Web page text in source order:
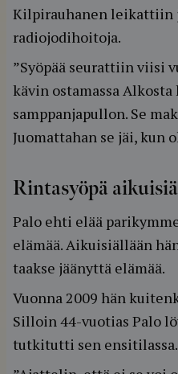
Kilpirauhanen leikattiin
radiojodihoitoja.
”Syöpää seurattiin viisi
kävin ostamassa
samppanjapullon. Se
Juomattahan se jäi, kun
Rintasyöpä
Palo ehti elää
elämää. Aikuisiällään
taakse jäänyttä elämää.
Vuonna 2009 hän
Silloin 44-vuotias Palo
tutkitutti sen ensitilassa.